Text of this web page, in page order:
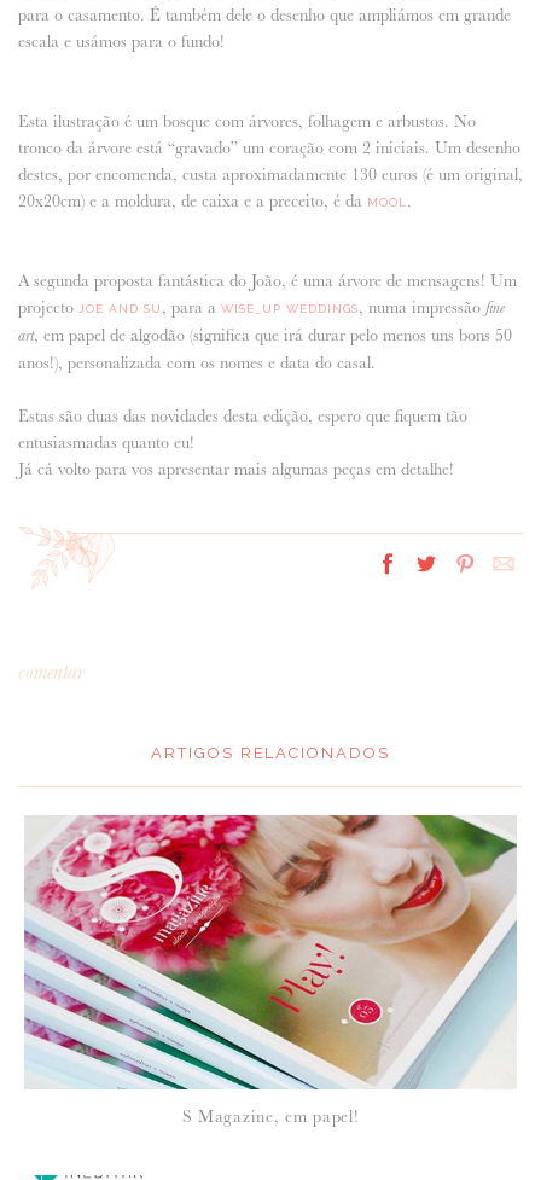
para o casamento. É também dele o desenho que ampliámos em grande
escala e usámos para o fundo!
Esta ilustração é um bosque com árvores, folhagem e arbustos. No
tronco da árvore está “gravado” um coração com 2 iniciais. Um desenho
destes, por encomenda, custa aproximadamente 130 euros (é um original,
20x20cm) e a moldura, de caixa e a preceito, é da
MOOL .
A segunda proposta fantástica do João, é uma árvore de mensagens! Um
projecto
JOE AND SU , para a WISE_UP WEDDINGS, numa impressão fine
art, em papel de algodão (significa que irá durar pelo menos uns bons 50
anos!), personalizada com os nomes e data do casal.
Estas são duas das novidades desta edição, espero que fiquem tão
entusiasmadas quanto eu!
Já cá volto para vos apresentar mais algumas peças em detalhe!
comentar
NOME*:
ARTIGOS RELACIONADOS
S Magazine, em papel!